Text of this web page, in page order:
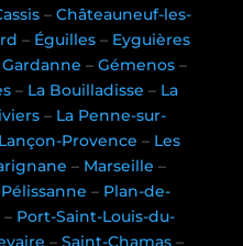
– Châteauneuf-les-
– Éguilles – Eyguières
Gardanne – Gémenos–
– La Bouilladisse – La
– La Penne-sur-
Lançon-Provence – Les
– Marseille –
Pélissanne – Plan-de-
– Port-Saint-Louis-du-
–Saint-Chamas –